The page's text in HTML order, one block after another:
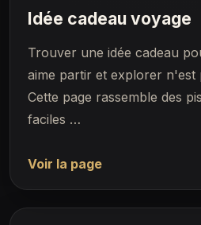
Idée cadeau voyage
Trouver une idée cadeau
aime partir et explorer n'est
Cette page rassemble des
faciles …
Voir la page